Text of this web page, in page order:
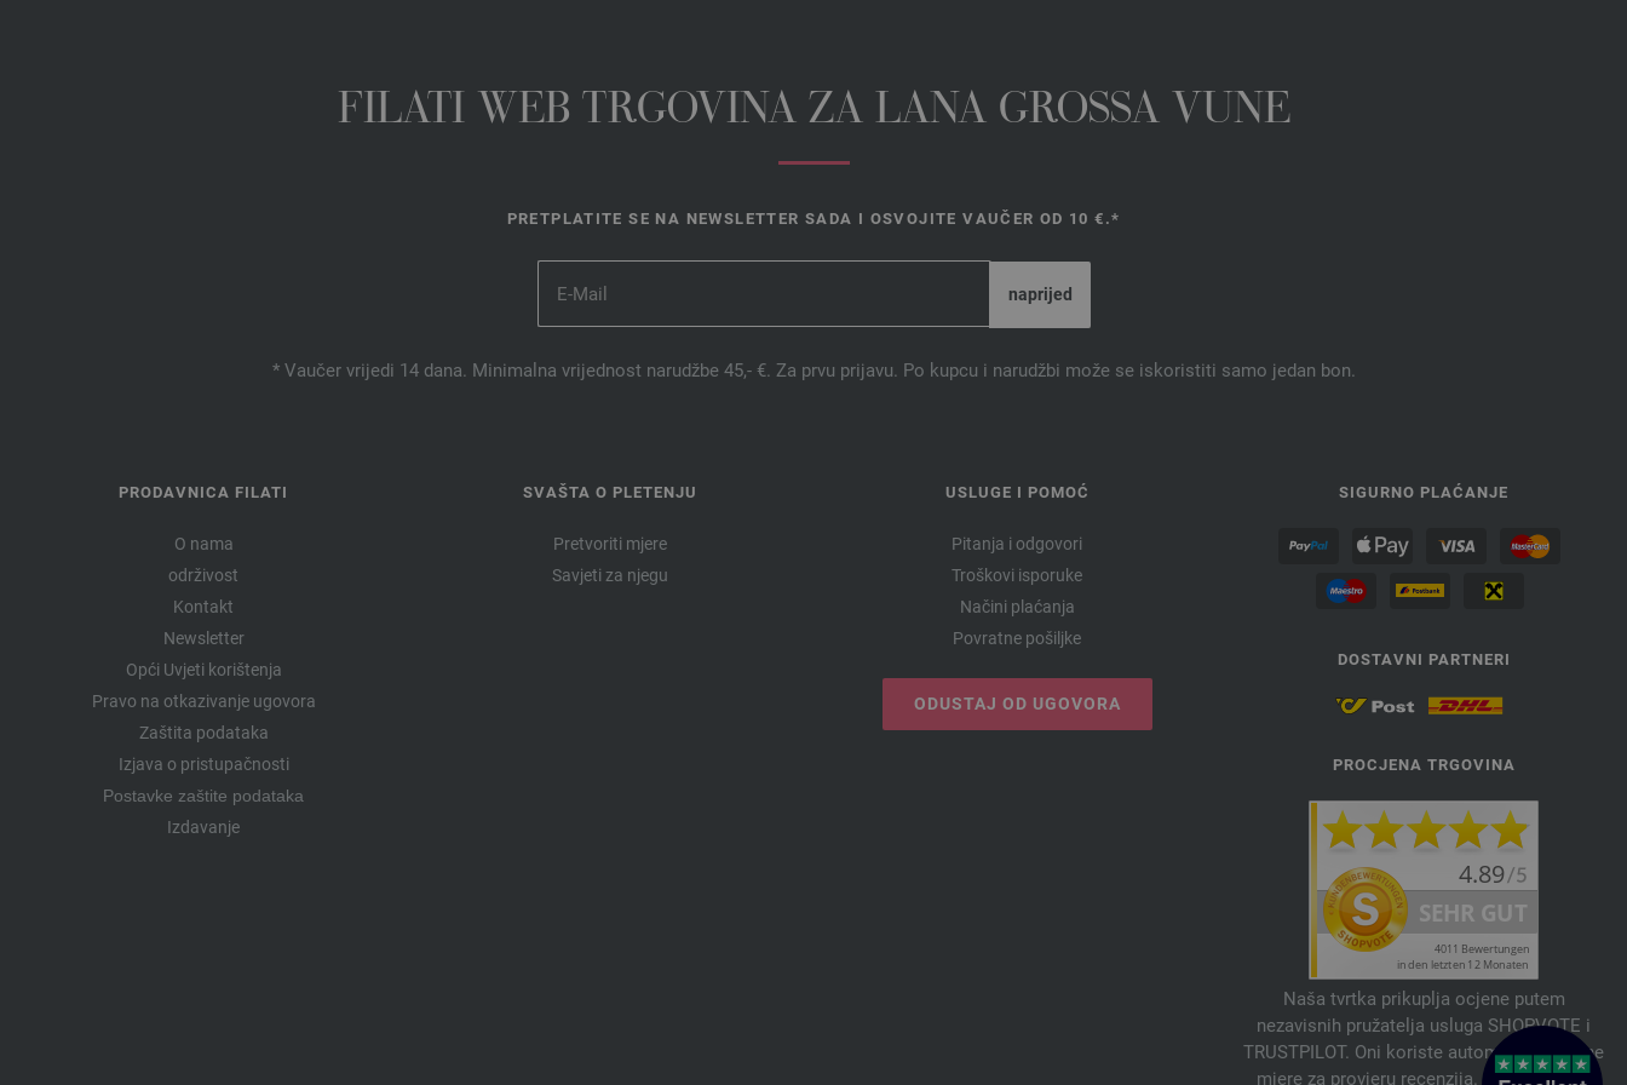
FILATI WEB TRGOVINA ZA LANA GROSSA VUNE
PRETPLATITE SE NA NEWSLETTER SADA I OSVOJITE VAUČER OD 10 €.*
* Vaučer vrijedi 14 dana. Minimalna vrijednost narudžbe 45,- €. Za prvu prijavu. Po kupcu i narudžbi može se iskoristiti samo jedan bon.
PRODAVNICA FILATI
O nama
održivost
Kontakt
Newsletter
Opći Uvjeti korištenja
Pravo na otkazivanje ugovora
Zaštita podataka
Izjava o pristupačnosti
Postavke zaštite podataka
Izdavanje
SVAŠTA O PLETENJU
Pretvoriti mjere
Savjeti za njegu
USLUGE I POMOĆ
Pitanja i odgovori
Troškovi isporuke
Načini plaćanja
Povratne pošiljke
ODUSTAJ OD UGOVORA
SIGURNO PLAĆANJE
DOSTAVNI PARTNERI
PROCJENA TRGOVINA
Naša tvrtka prikuplja ocjene putem
nezavisnih pružatelja usluga SHOPVOTE i
TRUSTPILOT. Oni koriste automatske i ručne
mjere za provjeru recenzija. Informacije o